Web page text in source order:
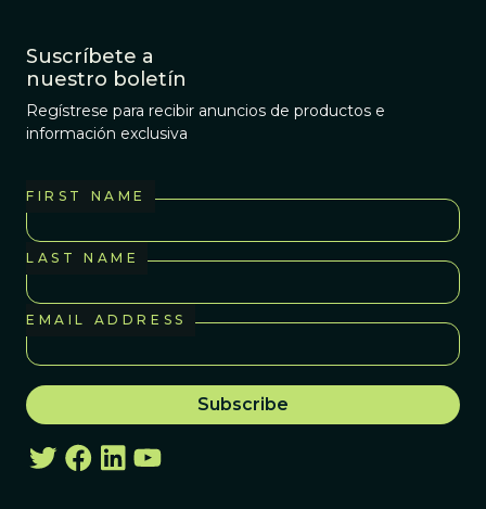
Suscríbete a
nuestro boletín
Regístrese para recibir anuncios de productos e
información exclusiva
FIRST NAME
LAST NAME
EMAIL ADDRESS